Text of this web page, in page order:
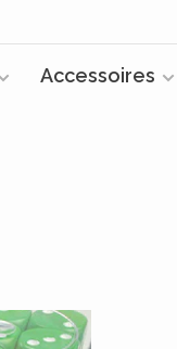
Accessoires